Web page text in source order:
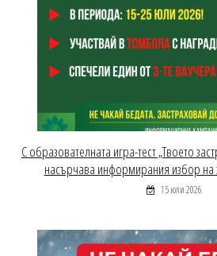
С образователната игра-тест „Твоето
насърчава информирания избор на
15 юли 2026